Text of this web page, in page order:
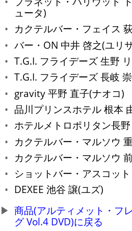
ュータ)
カクテルバー・フェイス
バー・ON 中井 啓之(ユリ
T.G.I. フライデーズ 生野
T.G.I. フライデーズ 長岐
gravity 平野 直子(ナオコ)
品川プリンスホテル 根本
ホテルメトロポリタン長
カクテルバー・マルソウ
カクテルバー・マルソウ
ショットバー・アスコッ
DEXEE 池谷 譲(ユズ)
商品(アルティメット・フ
グ Vol.4 DVD)に戻る